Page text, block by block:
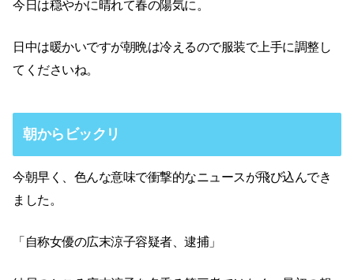
今日は穏やかに晴れて春の陽気に。
日中は暖かいですが朝晩は冷えるので服装で上手に調整し
てくださいね。
朝からビックリ
今朝早く、色んな意味で衝撃的なニュースが飛び込んでき
ました。
「自称女優の広末涼子容疑者、逮捕」